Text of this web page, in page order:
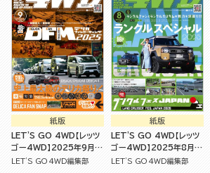
紙版
LET'S GO 4WD【レッツ
ゴー4WD】2025年9月号
[雑誌]
LET'S GO 4WD編集部
紙版
LET'S GO 4WD【レッツ
ゴー4WD】2025年8月号
[雑誌]
LET'S GO 4WD編集部